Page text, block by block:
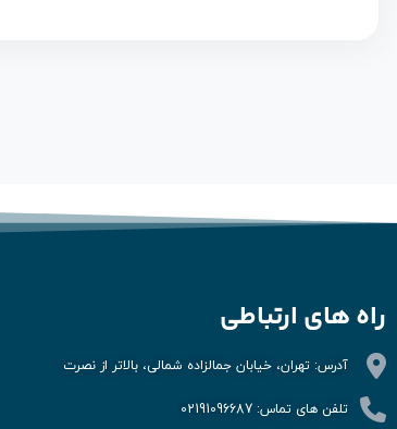
راه های ارتباطی
آدرس: تهران، خیابان جمالزاده شمالی، بالاتر از نصرت
تلفن های تماس: 02191096687